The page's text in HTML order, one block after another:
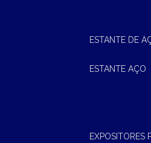
ESTANTE DE
ESTANTE AÇO